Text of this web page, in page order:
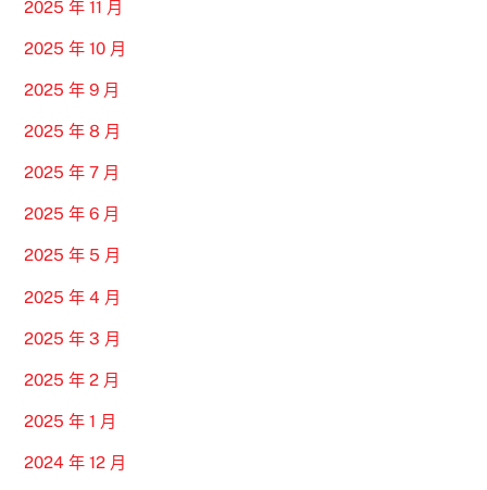
2025 年 11 月
2025 年 10 月
2025 年 9 月
2025 年 8 月
2025 年 7 月
2025 年 6 月
2025 年 5 月
2025 年 4 月
2025 年 3 月
2025 年 2 月
2025 年 1 月
2024 年 12 月